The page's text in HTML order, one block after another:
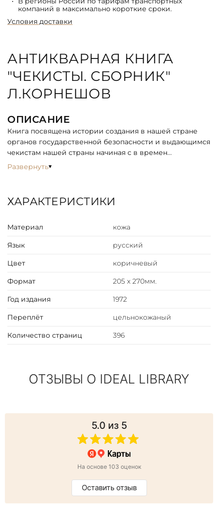
компаний в максимально короткие сроки.
Условия доставки
АНТИКВАРНАЯ КНИГА
"ЧЕКИСТЫ. СБОРНИК"
Л.КОРНЕШОВ
ОПИСАНИЕ
Книга посвящена истории создания в нашей стране
органов государственной безопасности и выдающимся
чекистам нашей страны начиная с в времен
революции. В ней рассказано о работе разведчиков и
Среди автор такие известные фамилии, как Р.Абель,
Г.Аксельрод, В.Бонч-Бруевич, Ю.Герман,
Развернуть
ХАРАКТЕРИСТИКИ
Материал кожа
Язык русский
Цвет коричневый
Формат 205 х 270мм.
Год издания 1972
Переплёт цельнокожаный
Количество страниц 396
ОТЗЫВЫ О IDEAL LIBRARY
5.0 из 5
На основе 103 оценок
Оставить отзыв